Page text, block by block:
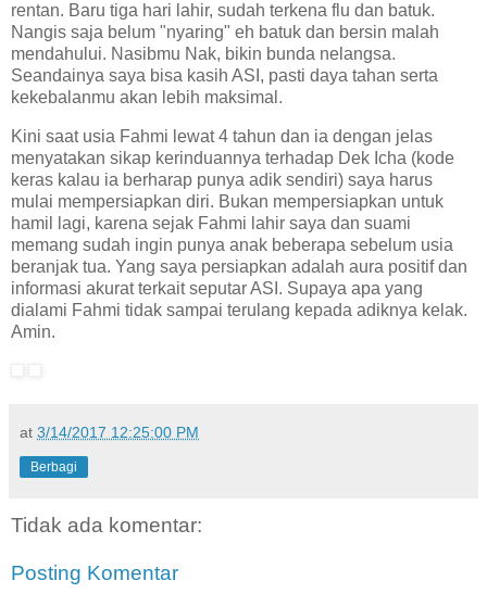
rentan. Baru tiga hari lahir, sudah terkena flu dan batuk.
Nangis saja belum "nyaring" eh batuk dan bersin malah
mendahului. Nasibmu Nak, bikin bunda nelangsa.
Seandainya saya bisa kasih ASI, pasti daya tahan serta
kekebalanmu akan lebih maksimal.
Kini saat usia Fahmi lewat 4 tahun dan ia dengan jelas
menyatakan sikap kerinduannya terhadap Dek Icha (kode
keras kalau ia berharap punya adik sendiri) saya harus
mulai mempersiapkan diri. Bukan mempersiapkan untuk
hamil lagi, karena sejak Fahmi lahir saya dan suami
memang sudah ingin punya anak beberapa sebelum usia
beranjak tua. Yang saya persiapkan adalah aura positif dan
informasi akurat terkait seputar ASI. Supaya apa yang
dialami Fahmi tidak sampai terulang kepada adiknya kelak.
Amin.
at 3/14/2017 12:25:00 PM
Berbagi
Tidak ada komentar:
Posting Komentar